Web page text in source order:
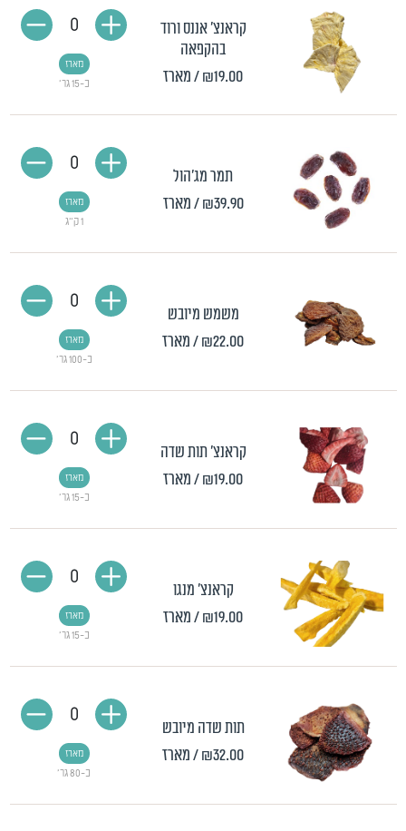
קראנצ' אננס ורוד
בהקפאה
₪19.00/ מארז כ-15 גר'
מארז
0
תמר מג'הול
₪39.90 / מארז
1 ק"ג
מארז
0
משמש מיובש
₪22.00/ מארז
כ-100 גר'
מארז
0
קראנצ' תות שדה
₪19.00/ מארז
כ-15 גר'
מארז
0
קראנצ' מנגו
₪19.00/ מארז
כ-15 גר'
מארז
0
תות שדה מיובש
₪32.00/ מארז
כ-80 גר'
מארז
0